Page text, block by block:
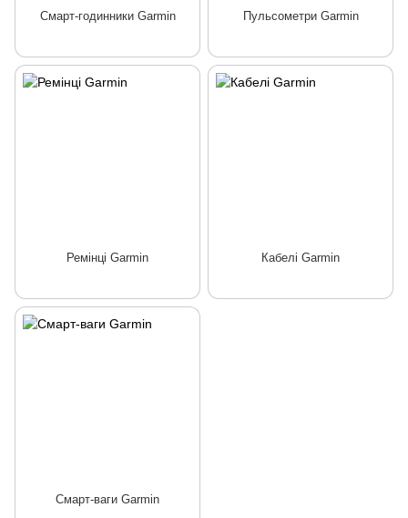
Смарт-годинники Garmin Пульсометри Garmin
Ремінці Garmin Кабелі Garmin
Смарт-ваги Garmin